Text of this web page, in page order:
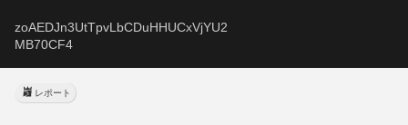
zoAEDJn3UtTpvLbCDuHHUCxVjYU2
MB70CF4
レポート